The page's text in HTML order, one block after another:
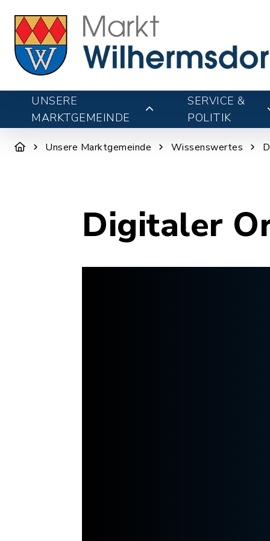
UNSERE
MARKTGEMEINDE
SERVICE &
POLITIK
Unsere Marktgemeinde Wissenswertes
Digitaler